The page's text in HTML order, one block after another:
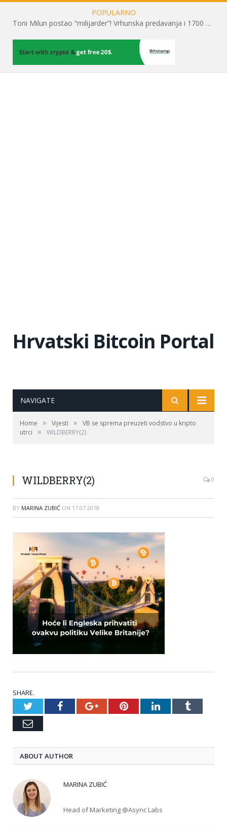
POPULARNO
Toni Milun postao “milijarder”! Vrhunska predavanja i 1700 posjetitelja obilježili su mjesec financijske pismenosti
Hrvatski Bitcoin Portal
NAVIGATE
Home » Vijesti »
VB se sprema preuzeti vodstvo u kripto
utrci
» WILDBERRY(2)
WILDBERRY(2) 0
BY MARINA ZUBIĆ ON 17.07.2018
SHARE.
TwitterFacebookGoogle+PinterestLinkedInTumblr
Email
ABOUT AUTHOR
MARINA ZUBIĆ
Head of Marketing @Async Labs